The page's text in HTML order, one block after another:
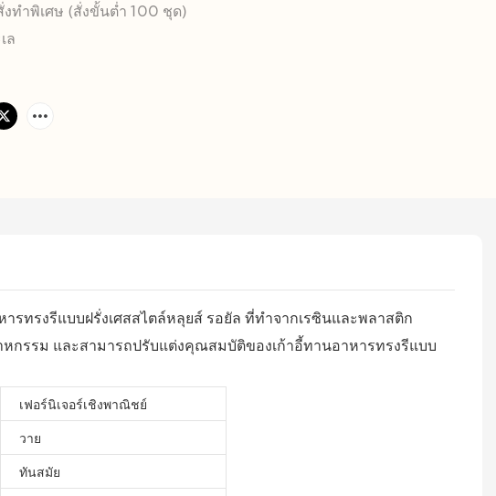
ทำพิเศษ (สั่งขั้นต่ำ 100 ชุด)
ล
ทรงรีแบบฝรั่งเศสสไตล์หลุยส์ รอยัล ที่ทำจากเรซินและพลาสติก
กรรม และสามารถปรับแต่งคุณสมบัติของเก้าอี้ทานอาหารทรงรีแบบ
เฟอร์นิเจอร์เชิงพาณิชย์
วาย
ทันสมัย